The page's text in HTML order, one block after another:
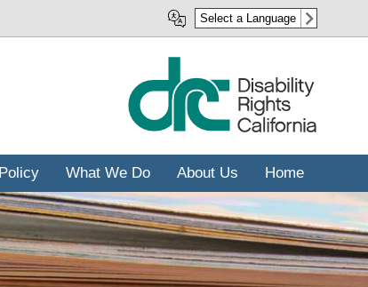
به
Select a Language
Home
About Us
What We Do